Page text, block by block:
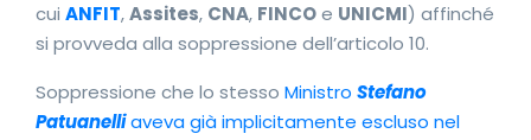
cui ANFIT,Assites, CNA, FINCOe UNICMI) affinché
si provveda alla soppressione dell’articolo 10.
Soppressione che lo stesso Ministro Stefano
Patuanelliaveva già implicitamente escluso nel